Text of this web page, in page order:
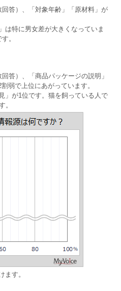
答）、「対象年齢」「原材料」が
は特に男女差が大きくなっていま
。
答）、「商品パッケージの説明」
弱で上位にあがっています。
」が1位です。猫を飼っている人で
。
す。